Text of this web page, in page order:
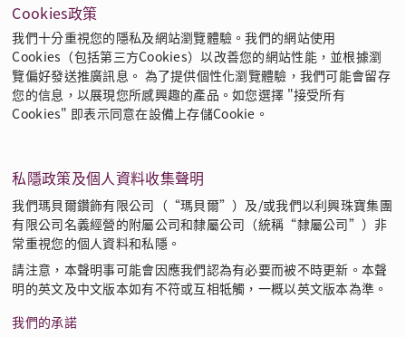
Cookies政策
我們十分重視您的隱私及網站瀏覽體驗。我們的網站使用
Cookies（包括第三方Cookies）以改善您的網站性能，並根據瀏
覽偏好發送推廣訊息。 為了提供個性化瀏覽體驗，我們可能會留存
您的信息，以展現您所感興趣的產品。如您選擇 "接受所有
Cookies" 即表示同意在設備上存儲Cookie。
私隱政策及個人資料收集聲明
我們瑪貝爾鑽飾有限公司（“瑪貝爾”）及/或我們以利興珠寶集團
有限公司名義經營的附屬公司和隸屬公司（統稱“隸屬公司”）非
常重視您的個人資料和私隱。
請注意，本聲明事可能會因應我們認為有必要而被不時更新。本聲
明的英文及中文版本如有不符或互相牴觸，一概以英文版本為準。
我們的承諾